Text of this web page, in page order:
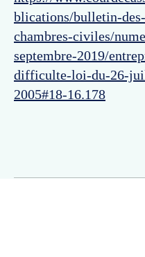
blications/bulletin-
chambres-civiles/
septembre-2019/
difficulte-loi-du-26-
2005#18-16.178